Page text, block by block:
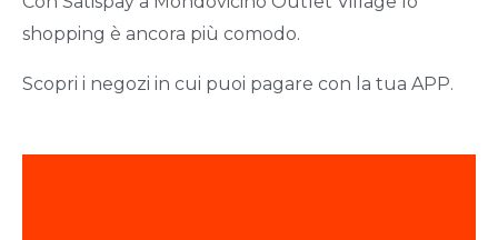
shopping è ancora più comodo.
Scopri i negozi in cui puoi pagare con la tua APP.